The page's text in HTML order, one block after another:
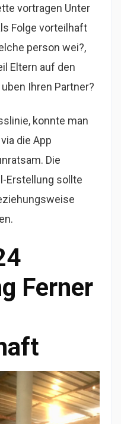
vortragen Unter
Folge vorteilhaft
person wei?,
Eltern auf den
Ihren Partner?
konnte man
die App
Die
Erstellung sollte
Ferner